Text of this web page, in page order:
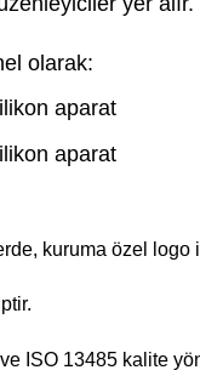
olarak:
aparat
aparat
kuruma özel logo
ISO 13485 kalite